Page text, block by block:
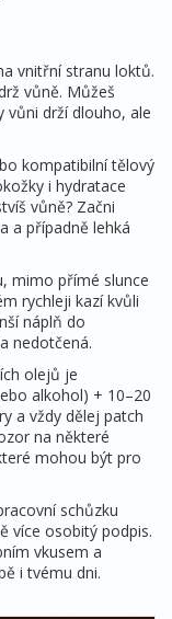
vnitřní stranu loktů.
vůně. Můžeš
drží dlouho, ale
kompatibilní tělový
i hydratace
vůně? Začni
a případně lehká
mimo přímé slunce
rychleji kazí kvůli
náplň do
nedotčená.
olejů je
alkohol) + 10–20
a vždy dělej patch
na některé
mohou být pro
schůzku
více osobitý podpis.
vkusem a
i tvému dni.